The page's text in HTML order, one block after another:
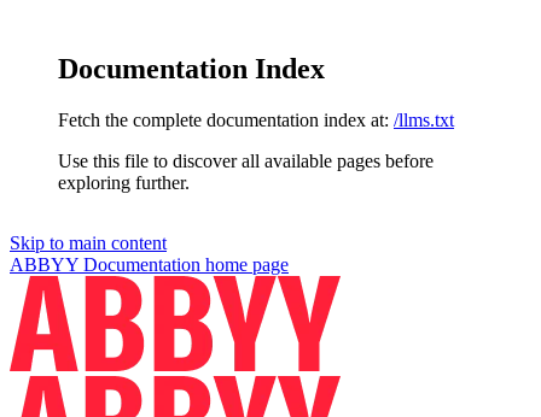
Documentation Index
Fetch the complete documentation index at: /llms.txt
Use this file to discover all available pages before
exploring further.
Skip to main content
ABBYY Documentation home page